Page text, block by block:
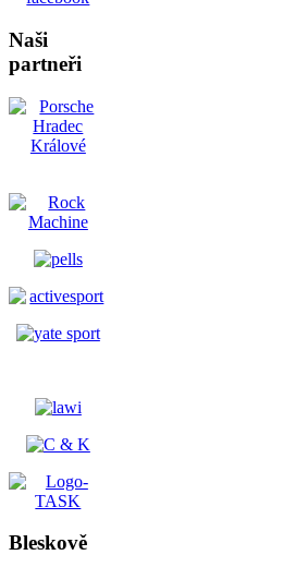
Naši
partneři
Bleskově